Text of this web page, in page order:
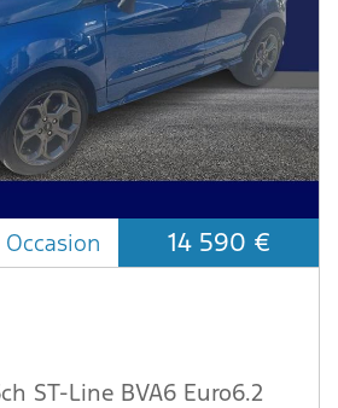
Occasion 14 590 €
ST-Line BVA6 Euro6.2